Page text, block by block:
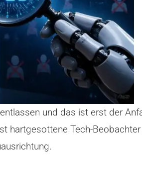
und das ist erst der
hartgesottene Tech-